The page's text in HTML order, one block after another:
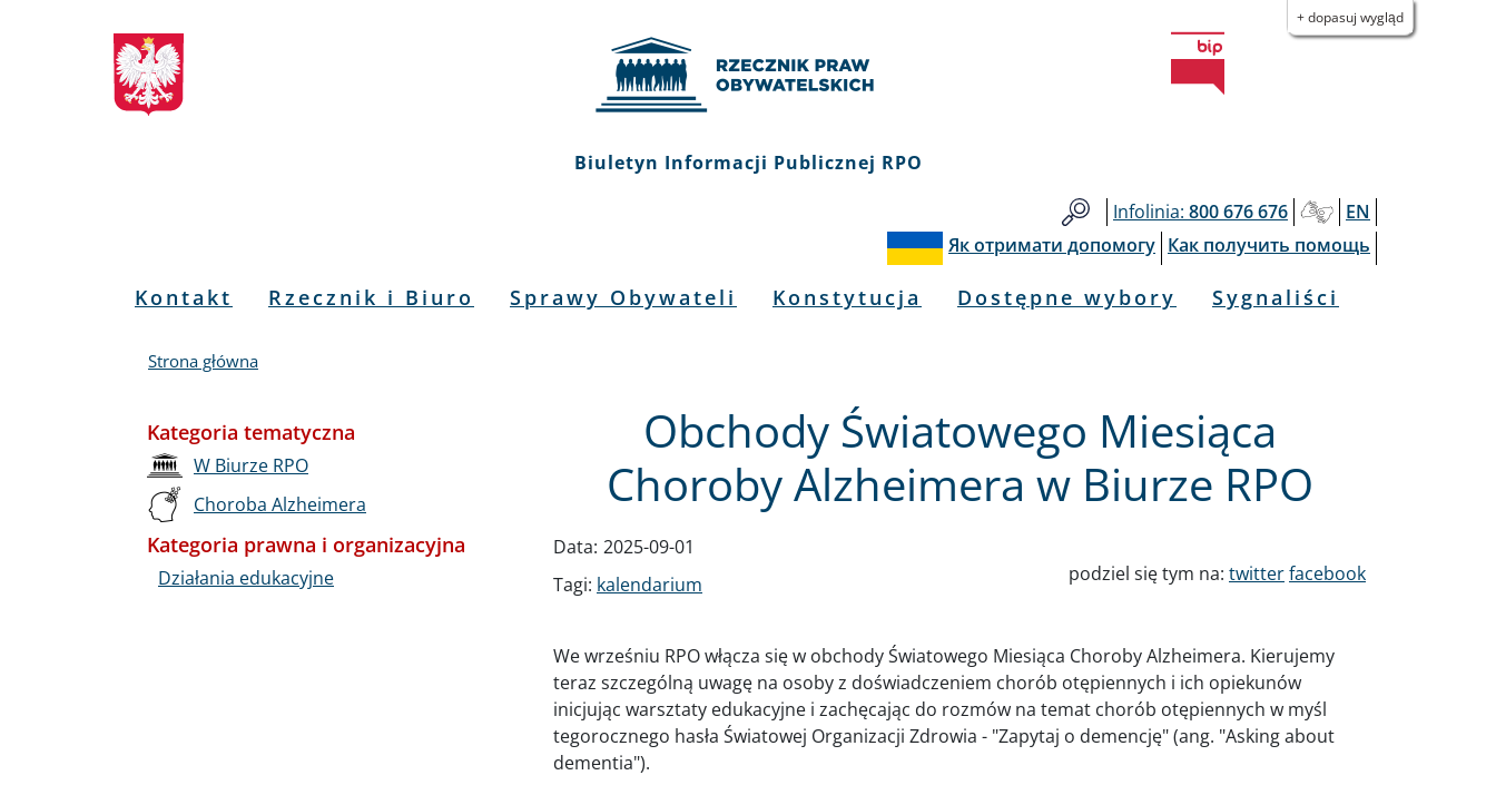
Biuletyn
Informacji
Publicznej
+ dopasuj wygląd
Biuletyn Informacji Publicznej RPO
Infolinia: 800 676 676
EN
Як отримати допомогу Как получить помощь
Menu
Kontakt Rzecznik i Biuro Sprawy Obywateli Konstytucja Dostępne wybory Sygnaliści
Strona główna
Obchody Światowego Miesiąca
Choroby Alzheimera w Biurze RPO
Data: 2025-09-01
podziel się tym na: twitterfacebook
Tagi: kalendarium
We wrześniu RPO włącza się w obchody Światowego Miesiąca Choroby Alzheimera. Kierujemy
teraz szczególną uwagę na osoby z doświadczeniem chorób otępiennych i ich opiekunów
inicjując warsztaty edukacyjne i zachęcając do rozmów na temat chorób otępiennych w myśl
tegorocznego hasła Światowej Organizacji Zdrowia - "Zapytaj o demencję" (ang. "Asking about
dementia").
Kategoria tematyczna
W Biurze RPO
Choroba Alzheimera
Kategoria prawna i organizacyjna
Działania edukacyjne